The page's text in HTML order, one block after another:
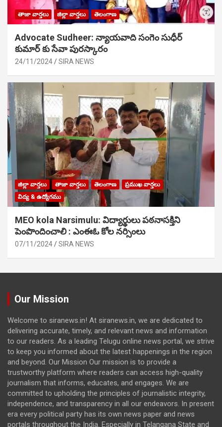
తాజా వార్తలు జిల్లా వార్తలు తెలంగాణ
Advocate Sudheer: న్యాయవాది సంగెం సుధీర్
కుమార్ కు సేవా పురస్కారం
24/11/2024 SIRA NEWS
జిల్లా వార్తలు తాజా వార్తలు తెలంగాణ
ప్రముఖ వార్తలు
విద్య & ఉద్యోగము
MEO kola Narsimulu: విద్యార్థులు పఠ‌నాసక్తిని
పెంపొందించాలి : ఎంఈఓ కోల నర్సింలు
07/11/2024 SIRA NEWS
Our Mission
Welcome to siranews.in! At siranews.in, we are dedicated to
delivering accurate, timely, and relevant news and information
to our readers. As a leading Telugu online news portal, we strive
to keep you informed about the latest happenings in the region
and beyond. Our Mission Our mission is to provide a
trustworthy platform where readers can access high-quality
journalism that informs, educates, and engages. We are
committed to upholding the principles of journalistic integrity,
independence, and transparency in all our endeavors. In present
era every political party has its own news paper and news
portals throughout the India. Especially in Telangana State and